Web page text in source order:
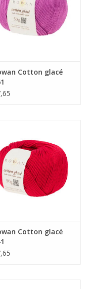
Cotton glacé
Cotton glacé